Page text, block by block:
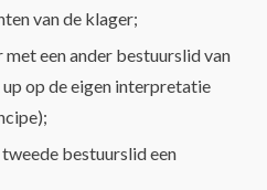
van de klager;
een ander bestuurslid van
op de eigen interpretatie
bestuurslid een